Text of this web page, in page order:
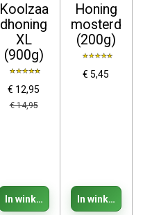
Koolzaa
dhoning
XL
(900g)
€ 12,95
€ 14,95
In winkelwagen
Honing
mosterd
(200g)
€ 5,45
In